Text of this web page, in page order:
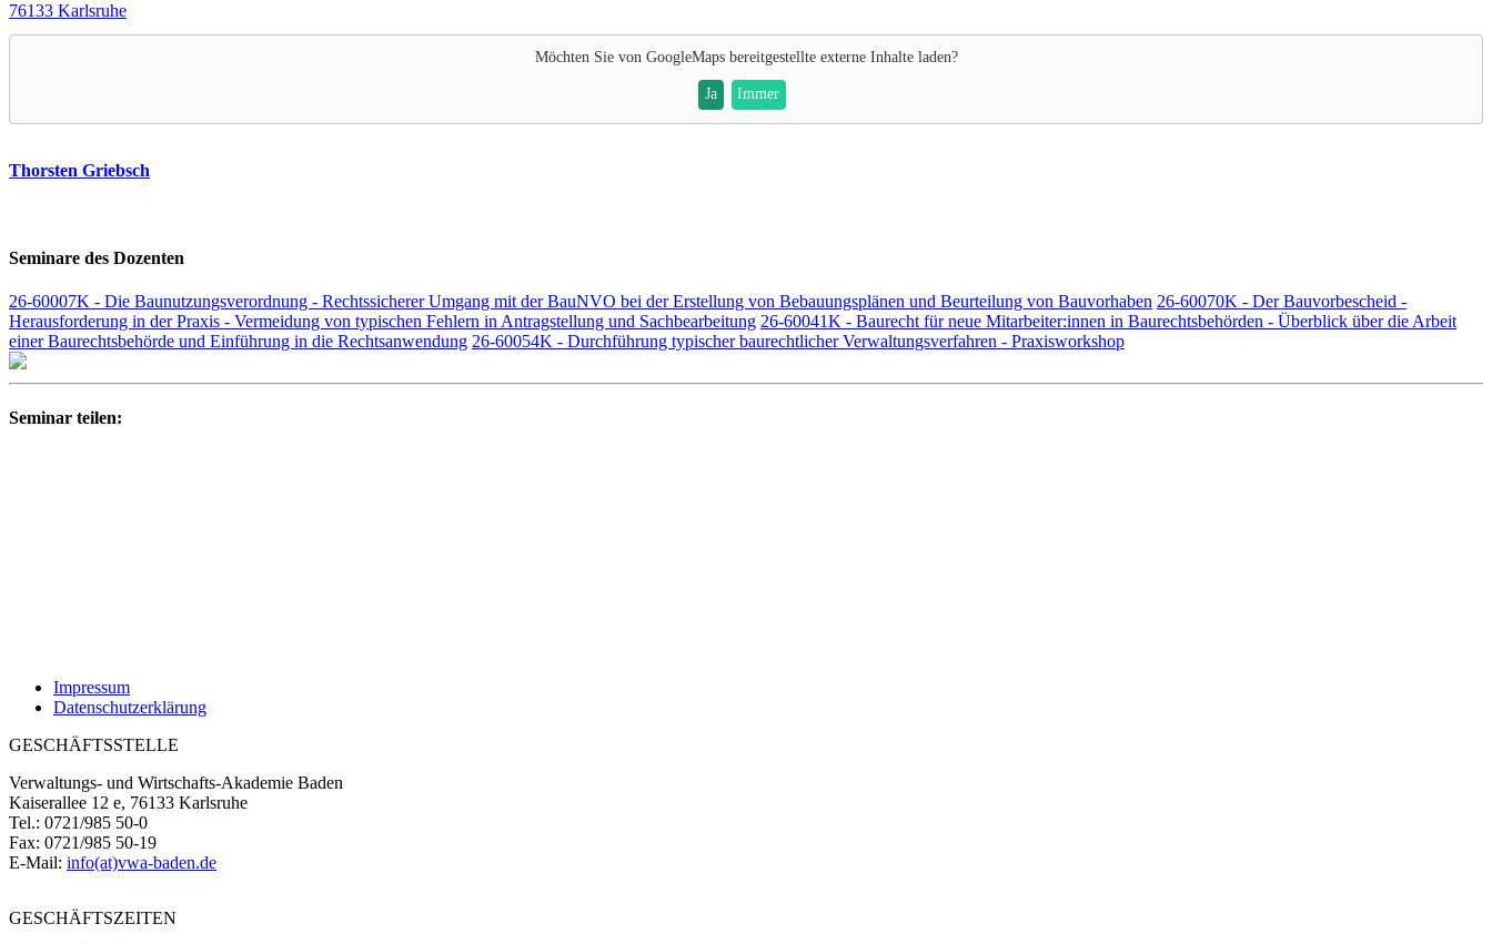
76133 Karlsruhe
Möchten Sie von GoogleMapsbereitgestellte externe Inhalte laden?
Ja Immer
Thorsten Griebsch
Seminare des Dozenten
26-60007K - Die Baunutzungsverordnung - Rechtssicherer Umgang mit der BauNVO bei der Erstellung von Bebauungsplänen und Beurteilung von Bauvorhaben 26-60070K - Der Bauvorbescheid -
Herausforderung in der Praxis - Vermeidung von typischen Fehlern in Antragstellung und Sachbearbeitung 26-60041K - Baurecht für neue Mitarbeiter:innen in Baurechtsbehörden - Überblick über die Arbeit
einer Baurechtsbehörde und Einführung in die Rechtsanwendung 26-60054K - Durchführung typischer baurechtlicher Verwaltungsverfahren - Praxisworkshop
Seminar teilen:
Impressum
Datenschutzerklärung
GESCHÄFTSSTELLE
Verwaltungs- und Wirtschafts-Akademie Baden
Kaiserallee 12 e, 76133 Karlsruhe
Tel.: 0721/985 50-0
Fax: 0721/985 50-19
E-Mail: info(at)vwa-baden.de
GESCHÄFTSZEITEN